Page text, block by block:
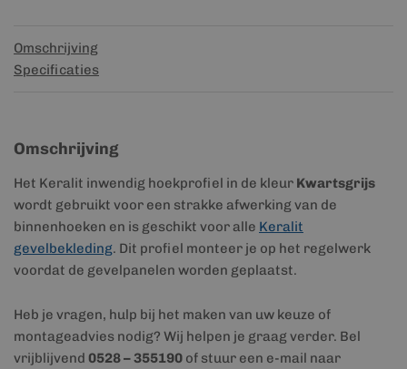
Omschrijving
Specificaties
Omschrijving
Het Keralit inwendig hoekprofiel in de kleur Kwartsgrijs
wordt gebruikt voor een strakke afwerking van de
binnenhoeken en is geschikt voor alle Keralit
gevelbekleding. Dit profiel monteer je op het regelwerk
voordat de gevelpanelen worden geplaatst.
Heb je vragen, hulp bij het maken van uw keuze of
montageadvies nodig? Wij helpen je graag verder. Bel
vrijblijvend 0528 – 355190 of stuur een e-mail naar